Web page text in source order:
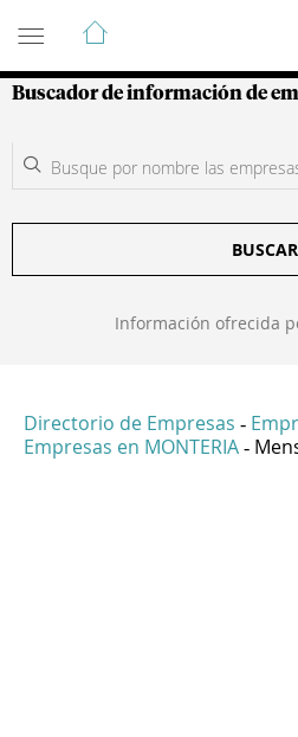
Guía de Empresas
Buscador de información de
BUSCAR
Información ofrecida
Directorio de Empresas -
Empresas en MONTERIA -